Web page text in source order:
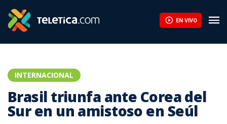
EN VIVO
INTERNACIONAL
Brasil triunfa ante Corea del
Sur en un amistoso en Seúl